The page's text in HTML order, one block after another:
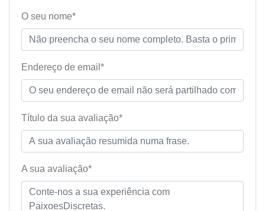
O seu nome*
Endereço de email*
Título da sua avaliação*
A sua avaliação*